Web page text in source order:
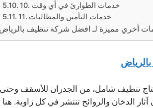
10. خدمات الطوارئ في أي وقت
11. خدمات التأمين والمطالبات
أخري مميزة لـ افضل شركة تنظيف بالرياض
تنظيف شامل، من الجدران للأسقف وحتى
الدخان والروائح تنتشر في كل زاوية.